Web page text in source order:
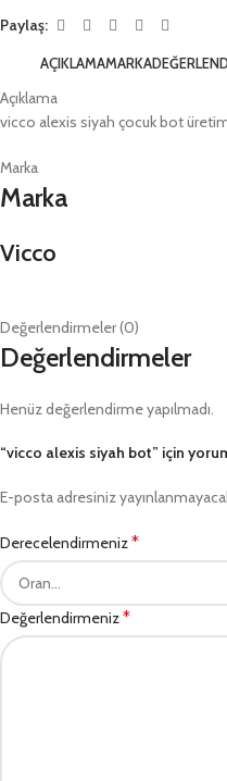
Paylaş:
AÇIKLAMAMARKA
Açıklama
vicco alexis siyah çocuk bot
Marka
Marka
Vicco
Değerlendirmeler (0)
Değerlendirmeler
Henüz değerlendirme yapılmadı.
“vicco alexis siyah bot” için
E-posta adresiniz
Derecelendirmeniz*
Değerlendirmeniz*